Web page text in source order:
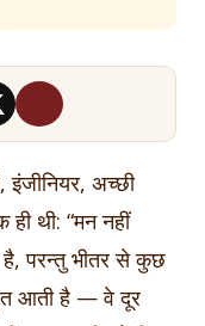
अच्छी
थी: “मन नहीं
परन्तु भीतर से कुछ
आती है — वे दूर